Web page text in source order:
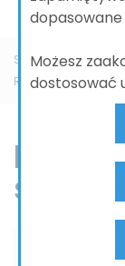
Możesz
dostosować
Strona główna
Renon
Bateria
ścienna